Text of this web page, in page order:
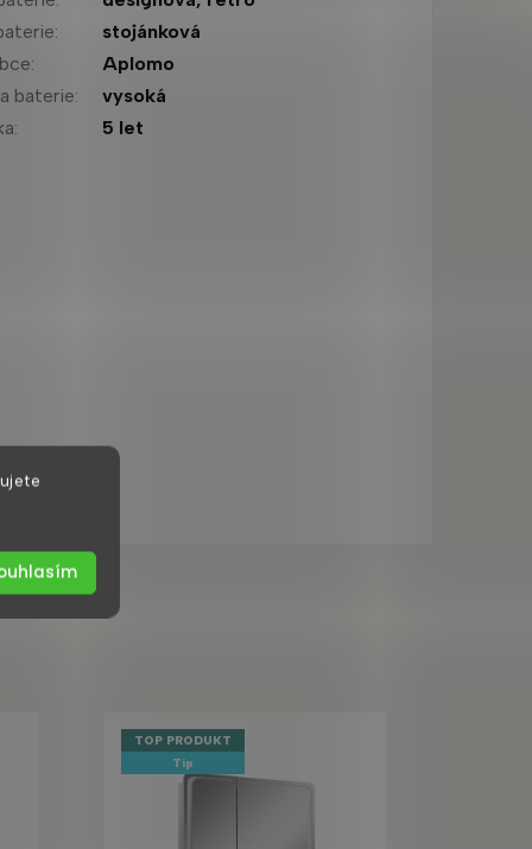
:
stojánková
:
Aplomo
baterie:
vysoká
: 5 let
TOP PRODUKT
Tip